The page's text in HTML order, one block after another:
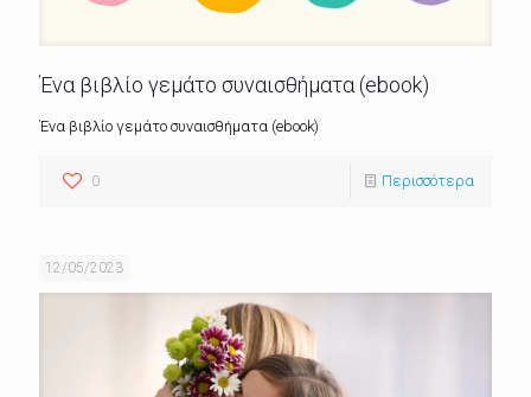
Ένα βιβλίο γεμάτο συναισθήματα (ebook)
Ένα βιβλίο γεμάτο συναισθήματα (ebook)
0 Περισσότερα
12/05/2023